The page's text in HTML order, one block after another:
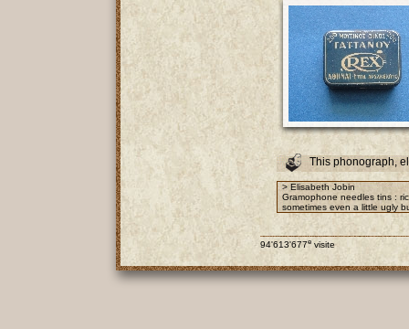
This phonograph,
> Elisabeth Jobin
Gramophone needles tins :
sometimes even a little ugly
94'613'677e visite